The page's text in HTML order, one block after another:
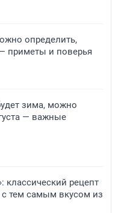
определить,
приметы и поверья
зима, можно
— важные
классический рецепт
тем самым вкусом из